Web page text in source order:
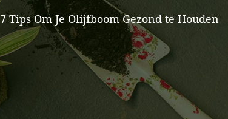
7 Tips Om Je Olijfboom Gezond te Houden